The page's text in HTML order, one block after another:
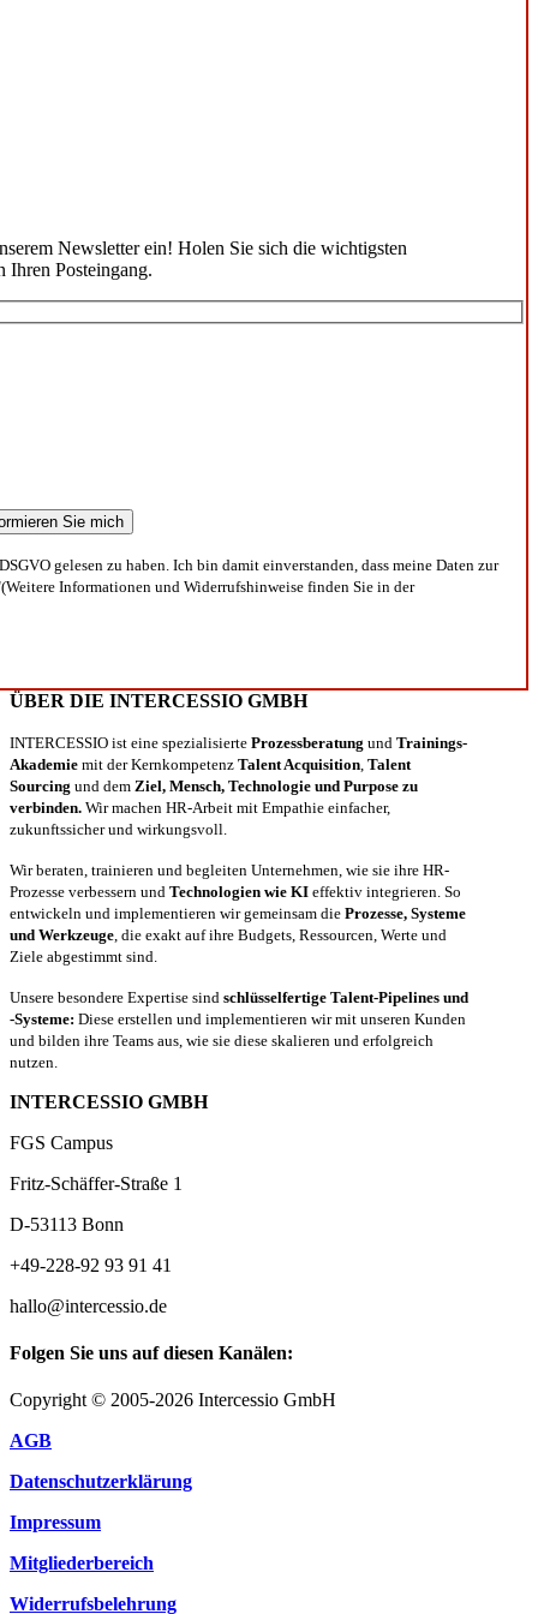
Newsletter ein! Holen Sie sich die wichtigsten
Ihren Posteingang.
gelesen zu haben. Ich bin damit einverstanden, dass meine Daten zur
Informationen und Widerrufshinweise finden Sie in der
ÜBER DIE INTERCESSIO GMBH
INTERCESSIO ist eine spezialisierte Prozessberatung und Trainings-
Akademie mit der Kernkompetenz Talent Acquisition Talent
Sourcing und dem Ziel, Mensch, Technologie und Purpose zu
verbinden. Wir machen HR-Arbeit mit Empathie einfacher,
zukunftssicher und wirkungsvoll.
Wir beraten, trainieren und begleiten Unternehmen, wie sie ihre HR-
Prozesse verbessern und Technologien wie KI effektiv integrieren. So
entwickeln und implementieren wir gemeinsam die Prozesse, Systeme
und Werkzeuge , die exakt auf ihre Budgets, Ressourcen, Werte und
Ziele abgestimmt sind.
Unsere besondere Expertise sind schlüsselfertige Talent-Pipelines und
-Systeme: Diese erstellen und implementieren wir mit unseren Kunden
und bilden ihre Teams aus, wie sie diese skalieren und erfolgreich
nutzen.
INTERCESSIO GMBH
FGS Campus
Fritz-Schäffer-Straße 1
D-53113 Bonn
+49-228-92 93 91 41
hallo@intercessio.de
Folgen Sie uns auf diesen Kanälen:
Copyright © 2005-2026 Intercessio GmbH
AGB
Datenschutzerklärung
Impressum
Mitgliederbereich
Widerrufsbelehrung